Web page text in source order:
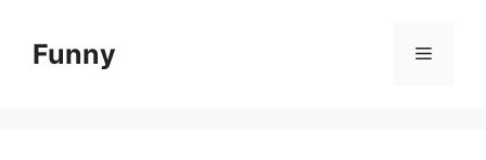
contentFunny Menu